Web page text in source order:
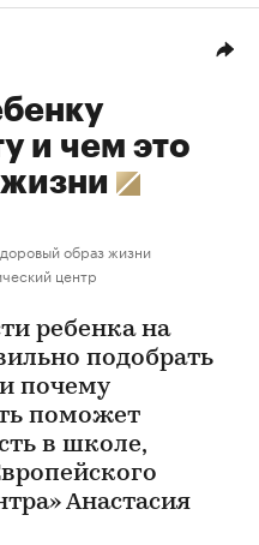
и чем это
образ жизни
центр
ребенка на
подобрать
почему
поможет
в школе,
Анастасия